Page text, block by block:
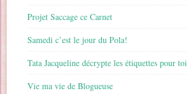
Projet Saccage ce Carnet
Samedi c’est le jour du Pola!
Tata Jacqueline décrypte les étiquettes pour toi
Vie ma vie de Blogueuse